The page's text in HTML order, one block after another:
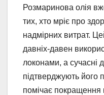
Розмаринова олія
тих, хто мріє про
надмірних витрат.
давніх-давен
локонами, а сучасні
підтверджують його
помічає покращення